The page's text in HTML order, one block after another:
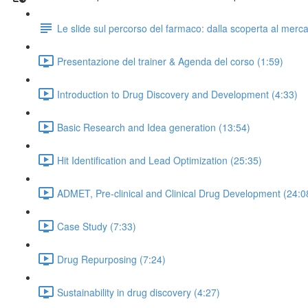
Le slide sul percorso del farmaco: dalla scoperta al
Presentazione del trainer & Agenda del corso (1:59)
Introduction to Drug Discovery and Development (4:33)
Basic Research and Idea generation (13:54)
Hit Identification and Lead Optimization (25:35)
ADMET, Pre-clinical and Clinical Drug Development
Case Study (7:33)
Drug Repurposing (7:24)
Sustainability in drug discovery (4:27)